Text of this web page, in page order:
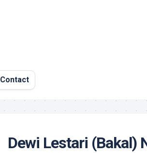
Contact
Dewi Lestari (Bakal)